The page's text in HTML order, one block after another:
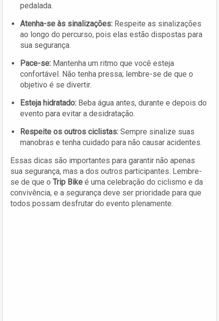
pedalada.
Atenha-se às sinalizações: Respeite as sinalizações
ao longo do percurso, pois elas estão dispostas para
sua segurança.
Pace-se: Mantenha um ritmo que você esteja
confortável. Não tenha pressa; lembre-se de que o
objetivo é se divertir.
Esteja hidratado: Beba água antes, durante e depois do
evento para evitar a desidratação.
Respeite os outros ciclistas: Sempre sinalize suas
manobras e tenha cuidado para não causar acidentes.
Essas dicas são importantes para garantir não apenas
sua segurança, mas a dos outros participantes. Lembre-
se de que o Trip Bike é uma celebração do ciclismo e da
convivência, e a segurança deve ser prioridade para que
todos possam desfrutar do evento plenamente.